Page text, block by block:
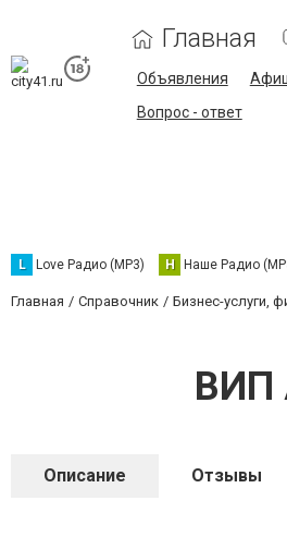
Главная
Объявления
Вопрос - ответ
L Love Радио (MP3) Н Наше Радио
Главная Справочник Бизнес-услуги,
ВИП
Описание Отзывы